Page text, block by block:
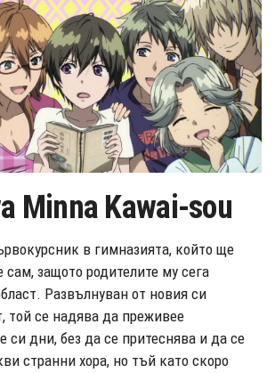
Minna Kawai-sou
в гимназията, който ще
защото родителите му сега
Развълнуван от новия си
той се надява да преживее
си дни, без да се притеснява и да се
странни хора, но тъй като скоро